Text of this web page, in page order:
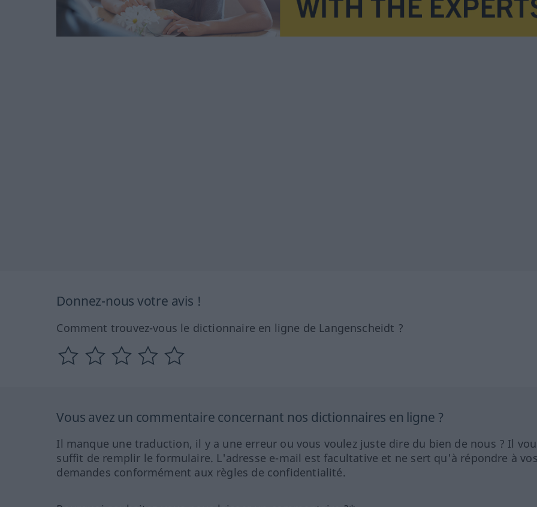
Donnez-nous votre avis !
Comment trouvez-vous le dictionnaire en ligne de Langenscheidt ?
Vous avez un commentaire concernant nos dictionnaires en ligne ?
Il manque une traduction, il y a une erreur ou vous voulez juste dire du bien de nous ? Il
suffit de remplir le formulaire. L'adresse e-mail est facultative et ne sert qu'à répondre à
demandes conformément aux règles de confidentialité.